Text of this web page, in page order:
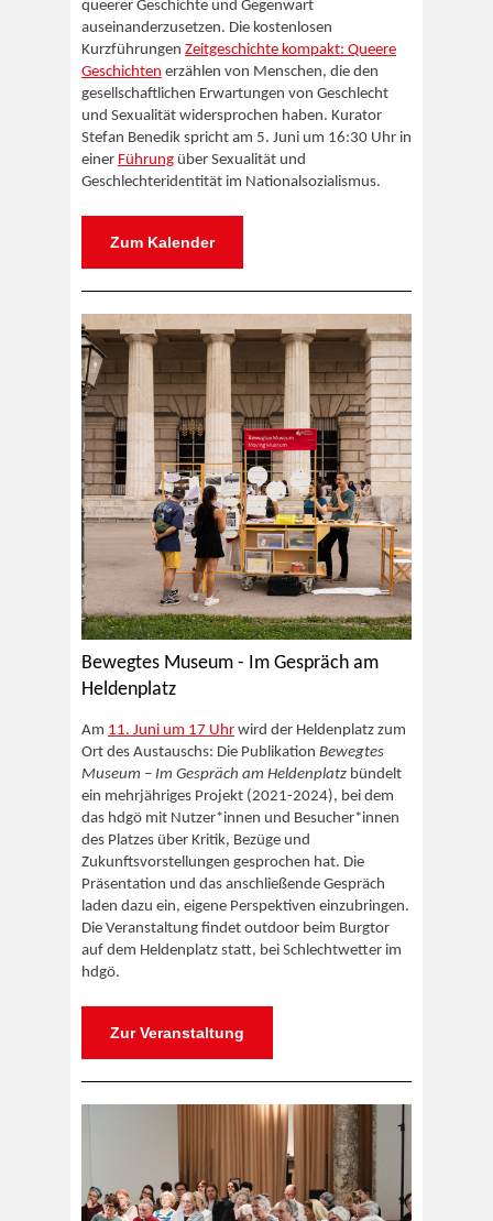
queerer Geschichte und Gegenwart
auseinanderzusetzen. Die kostenlosen
Kurzführungen Zeitgeschichte kompakt: Queere
Geschichten erzählen von Menschen, die den
gesellschaftlichen Erwartungen von Geschlecht
und Sexualität widersprochen haben. Kurator
Stefan Benedik spricht am 5. Juni um 16:30 Uhr in
einer Führung über Sexualität und
Geschlechteridentität im Nationalsozialismus.
Zum Kalender
Bewegtes Museum - Im Gespräch am
Heldenplatz
Am 11. Juni um 17 Uhr wird der Heldenplatz zum
Ort des Austauschs: Die Publikation Bewegtes
Museum – Im Gespräch am Heldenplatz bündelt
ein mehrjähriges Projekt (2021-2024), bei dem
das hdgö mit Nutzer*innen und Besucher*innen
des Platzes über Kritik, Bezüge und
Zukunftsvorstellungen gesprochen hat. Die
Präsentation und das anschließende Gespräch
laden dazu ein, eigene Perspektiven einzubringen.
Die Veranstaltung findet outdoor beim Burgtor
auf dem Heldenplatz statt, bei Schlechtwetter im
hdgö.
Zur Veranstaltung